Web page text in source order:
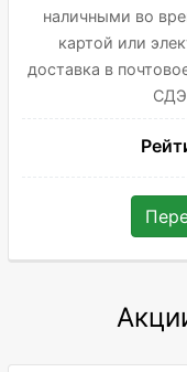
наличными во
картой или
доставка в